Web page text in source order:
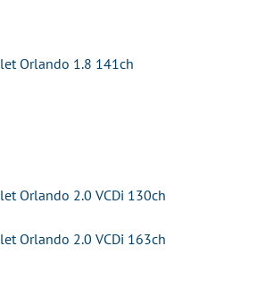
Orlando 1.8 141ch
Orlando 2.0 VCDi 130ch
Orlando 2.0 VCDi 163ch